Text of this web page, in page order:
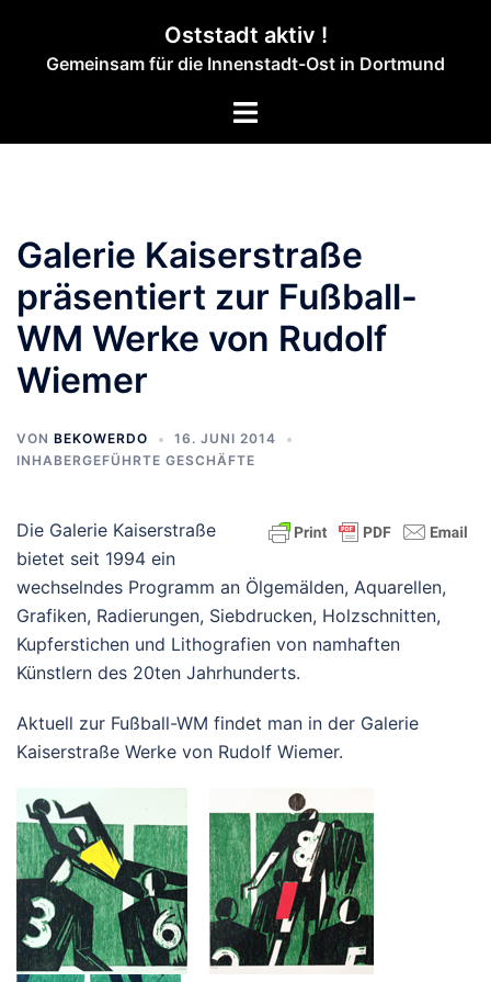
springen
Oststadt aktiv !
Gemeinsam für die Innenstadt-Ost in Dortmund
Menü
Galerie Kaiserstraße
präsentiert zur Fußball-
WM Werke von Rudolf
Wiemer
VON BEKOWERDO
16. JUNI 2014
INHABERGEFÜHRTE GESCHÄFTE
Die Galerie Kaiserstraße
bietet seit 1994 ein
wechselndes Programm an Ölgemälden, Aquarellen,
Grafiken, Radierungen, Siebdrucken, Holzschnitten,
Kupferstichen und Lithografien von namhaften
Künstlern des 20ten Jahrhunderts.
Aktuell zur Fußball-WM findet man in der Galerie
Kaiserstraße Werke von Rudolf Wiemer.